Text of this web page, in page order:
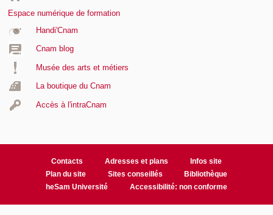
Espace numérique de formation
Handi'Cnam
Cnam blog
Musée des arts et métiers
La boutique du Cnam
Accès à l'intraCnam
Contacts Adresses et plans
Infos site
Plan du site
Sites conseillés
Bibliothèque
heSam Université
Accessibilité: non conforme